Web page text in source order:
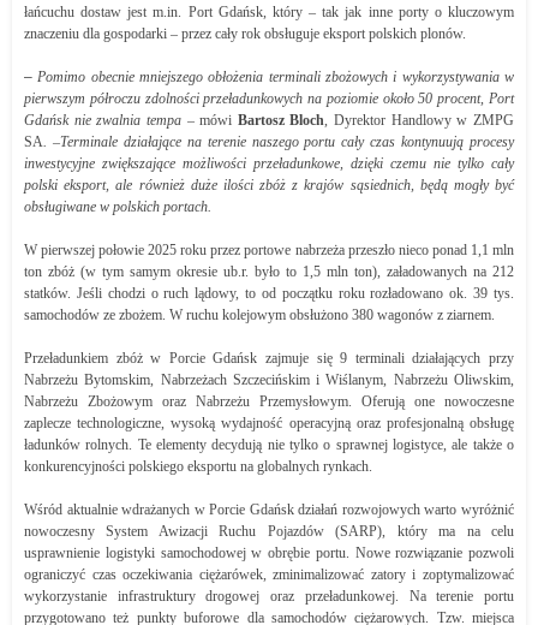
łańcuchu dostaw jest m.in. Port Gdańsk, który – tak jak inne porty o kluczowym
znaczeniu dla gospodarki – przez cały rok obsługuje eksport polskich plonów.
–Pomimo obecnie mniejszego obłożenia terminali zbożowych i wykorzystywania w
pierwszym półroczu zdolności przeładunkowych na poziomie około 50 procent, Port
Gdańsk nie zwalnia tempa –mówi Bartosz Bloch, Dyrektor Handlowy w ZMPG
SA. –Terminale działające na terenie naszego portu cały czas kontynuują procesy
inwestycyjne zwiększające możliwości przeładunkowe, dzięki czemu nie tylko cały
polski eksport, ale również duże ilości zbóż z krajów sąsiednich, będą mogły być
obsługiwane w polskich portach.
W pierwszej połowie 2025 roku przez portowe nabrzeża przeszło nieco ponad 1,1 mln
ton zbóż (w tym samym okresie ub.r. było to 1,5 mln ton), załadowanych na 212
statków. Jeśli chodzi o ruch lądowy, to od początku roku rozładowano ok. 39 tys.
samochodów ze zbożem. W ruchu kolejowym obsłużono 380 wagonów z ziarnem.
Przeładunkiem zbóż w Porcie Gdańsk zajmuje się 9 terminali działających przy
Nabrzeżu Bytomskim, Nabrzeżach Szczecińskim i Wiślanym, Nabrzeżu Oliwskim,
Nabrzeżu Zbożowym oraz Nabrzeżu Przemysłowym. Oferują one nowoczesne
zaplecze technologiczne, wysoką wydajność operacyjną oraz profesjonalną obsługę
ładunków rolnych. Te elementy decydują nie tylko o sprawnej logistyce, ale także o
konkurencyjności polskiego eksportu na globalnych rynkach.
Wśród aktualnie wdrażanych w Porcie Gdańsk działań rozwojowych warto wyróżnić
nowoczesny System Awizacji Ruchu Pojazdów (SARP), który ma na celu
usprawnienie logistyki samochodowej w obrębie portu. Nowe rozwiązanie pozwoli
ograniczyć czas oczekiwania ciężarówek, zminimalizować zatory i zoptymalizować
wykorzystanie infrastruktury drogowej oraz przeładunkowej. Na terenie portu
przygotowano też punkty buforowe dla samochodów ciężarowych. Tzw. miejsca